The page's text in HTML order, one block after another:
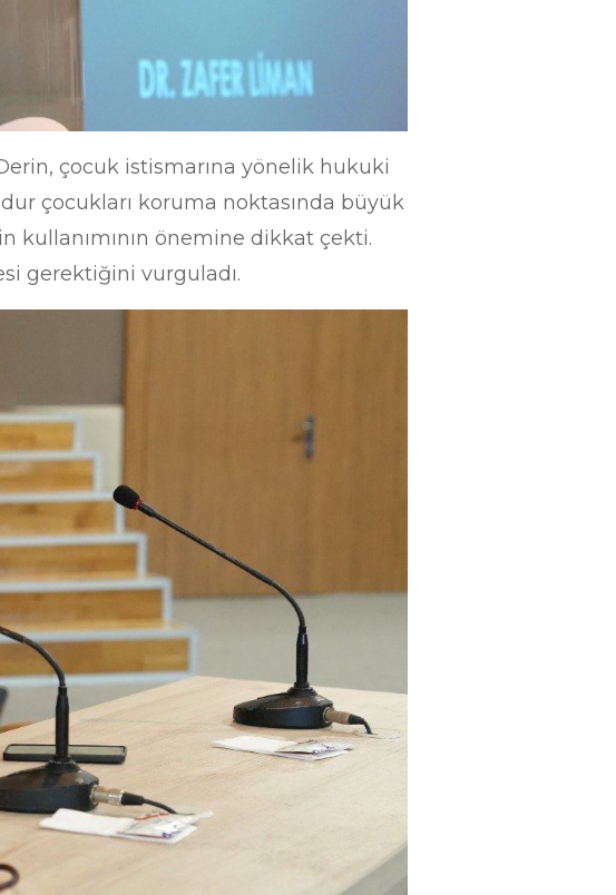
çocuk istismarına yönelik hukuki
çocukları koruma noktasında büyük
kullanımının önemine dikkat çekti.
gerektiğini vurguladı.